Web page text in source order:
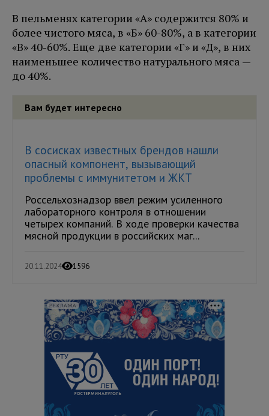
В пельменях категории «А» содержится 80% и
более чистого мяса, в «Б» 60-80%, а в категории
«В» 40-60%. Еще две категории «Г» и «Д», в них
наименьшее количество натурального мяса —
до 40%.
Вам будет интересно
В сосисках известных брендов нашли
опасный компонент, вызывающий
проблемы с иммунитетом и ЖКТ
Россельхознадзор ввел режим усиленного
лабораторного контроля в отношении
четырех компаний. В ходе проверки качества
мясной продукции в российских маг...
20.11.2024 1596
РЕКЛАМА